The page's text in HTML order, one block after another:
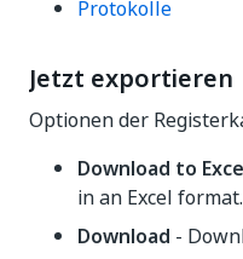
Protokolle
Jetzt exportieren
Optionen der
Download to
in an Excel format.
Download -